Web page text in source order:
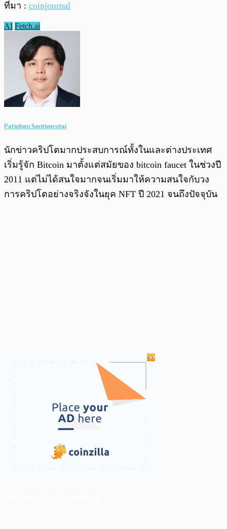
ที่มา : coinjournal
AI Fetch.ai
Patiphan Santivarotai
นักข่าวคริปโตมากประสบการณ์ทั้งในและต่างประเทศ
เริ่มรู้จัก Bitcoin มาตั้งแต่สมัยของ bitcoin faucet ในช่วงปี
2011 แต่ไม่ได้สนใจมากจนเริ่มมาให้ความสนใจกับวง
การคริปโตอย่างจริงจังในยุค NFT ปี 2021 จนถึงปัจจุบัน